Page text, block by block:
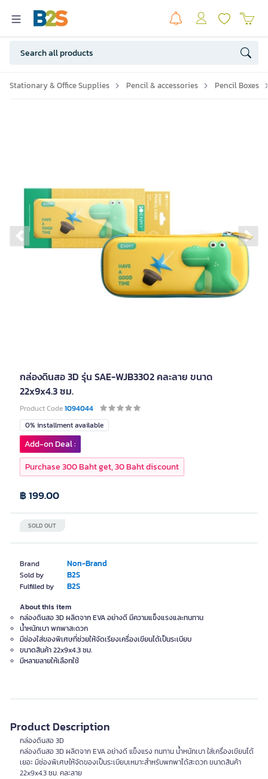
Stationary & Office Supplies Pencil & accessories Pencil Boxes
Previous slide
กล่องดินสอ 3D รุ่น SAE-WJB3302 คละลาย ขนาด
22x9x4.3 ซม.
Product Code1094044
Brand Non-Brand
Sold by B2S
Fulfilled by B2S
0% installment available
SOLD OUT
฿ 199.00
Add-on Deal :
Purchase 300 Baht get, 30 Baht discount
About this item
กล่องดินสอ 3D ผลิตจาก EVA อย่างดี มีความแข็งแรงและทนทาน
น้ำหนักเบา พกพาสะดวก
มีช่องใส่ของพิเศษที่ช่วยให้จัดเรียงเครื่องเขียนได้เป็นระเบียบ
ขนาดสินค้า 22x9x4.3 ซม.
มีหลายลายให้เลือกใช้
Product Description
กล่องดินสอ 3D
กล่องดินสอ 3D ผลิตจาก EVA อย่างดี แข็งแรง ทนทาน น้ำหนักเบา ใส่เครื่องเขียนได้
เยอะ มีช่องพิเศษให้จัดของเป็นระเบียบเหมาะสำหรับพกพาได้สะดวก ขนาดสินค้า
22x9x4.3 ซม. คละลาย